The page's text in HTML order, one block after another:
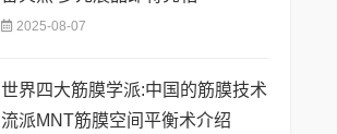
2025-08-07
世界四大筋膜学派:中国的筋膜技术
流派MNT筋膜空间平衡术介绍